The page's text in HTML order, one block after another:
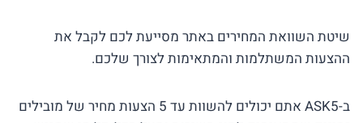
שיטת השוואת המחירים באתר מסייעת לכם לקבל את
ההצעות המשתלמות והמתאימות לצורך שלכם.
ב-ASK5 אתם יכולים להשוות עד 5 הצעות מחיר של מובילים